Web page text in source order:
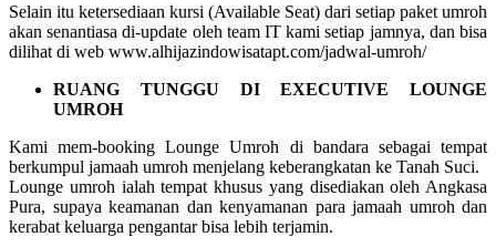
Selain itu ketersediaan kursi (Available Seat) dari setiap paket umroh
akan senantiasa di-update oleh team IT kami setiap jamnya, dan bisa
dilihat di web www.alhijazindowisatapt.com/jadwal-umroh/
RUANG TUNGGU DI EXECUTIVE LOUNGE
UMROH
Kami mem-booking Lounge Umroh di bandara sebagai tempat
berkumpul jamaah umroh menjelang keberangkatan ke Tanah Suci.
Lounge umroh ialah tempat khusus yang disediakan oleh Angkasa
Pura, supaya keamanan dan kenyamanan para jamaah umroh dan
kerabat keluarga pengantar bisa lebih terjamin.